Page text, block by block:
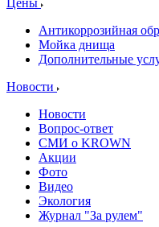
Цены
Антикоррозийная
Мойка днища
Дополнительные
Новости
Новости
Вопрос-ответ
СМИ о KROWN
Акции
Фото
Видео
Экология
Журнал "За рулем"